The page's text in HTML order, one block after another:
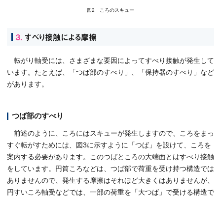
図2 ころのスキュー
3. すべり接触による摩擦
転がり軸受には、さまざまな要因によってすべり接触が発生して
います。たとえば、「つば部のすべり」、「保持器のすべり」など
があります。
つば部のすべり
前述のように、ころにはスキューが発生しますので、ころをまっ
すぐ転がすためには、図3に示すように「つば」を設けて、ころを
案内する必要があります。このつばところの大端面とはすべり接触
をしています。円筒ころなどは、つば部で荷重を受け持つ構造では
ありませんので、発生する摩擦はそれほど大きくはありませんが、
円すいころ軸受などでは、一部の荷重を「大つば」で受ける構造で